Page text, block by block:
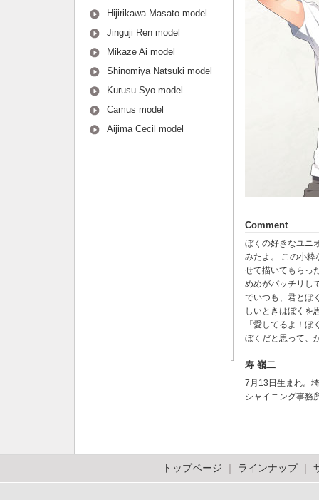
Comment
ぼくの好きなユニ
みたよ。 この小粋
せて描いてもらっ
めめがパッチリし
でいつも、君とぼ
しいときはぼく
「愛してるよ！ぼ
ぼくだと思って、
寿 嶺二
7月13日生まれ。
シャイニング事務
Hijirikawa Masato model
Jinguji Ren model
Mikaze Ai model
Shinomiya Natsuki model
Kurusu Syo model
Camus model
Aijima Cecil model
トップページ ラインナップ｜